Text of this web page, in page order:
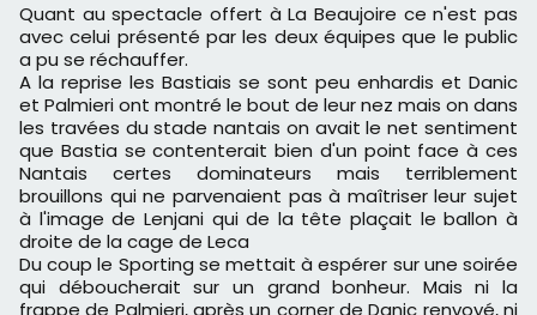
Quant au spectacle offert à La Beaujoire ce n'est pas
avec celui présenté par les deux équipes que le public
a pu se réchauffer.
A la reprise les Bastiais se sont peu enhardis et Danic
et Palmieri ont montré le bout de leur nez mais on dans
les travées du stade nantais on avait le net sentiment
que Bastia se contenterait bien d'un point face à ces
Nantais certes dominateurs mais terriblement
brouillons qui ne parvenaient pas à maîtriser leur sujet
à l'image de Lenjani qui de la tête plaçait le ballon à
droite de la cage de Leca
Du coup le Sporting se mettait à espérer sur une soirée
qui déboucherait sur un grand bonheur. Mais ni la
frappe de Palmieri, après un corner de Danic renvoyé, ni